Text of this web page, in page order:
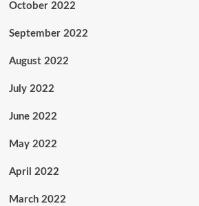
October 2022
September 2022
August 2022
July 2022
June 2022
May 2022
April 2022
March 2022